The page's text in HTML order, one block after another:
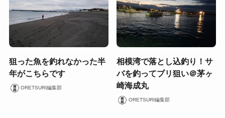
狙った魚を釣れなかった半
年がこちらです
ORETSURI編集部
相模湾で落とし込釣り！サ
バを釣ってブリ狙い＠茅ヶ
崎海成丸
ORETSURI編集部